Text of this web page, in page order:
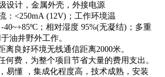
设计，金属外壳，外接电源
：<250mA (12V)；工作环境温
40~+85ºC；相对湿度 95%(无凝结)；多重
油井野外工作。
离良好环境无线通信距离2000米。
何费，为整个项目节省大量的费用支出。
易懂 ，集成化程度高，技术成熟，安装